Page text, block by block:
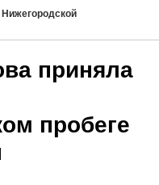
приняла
пробеге